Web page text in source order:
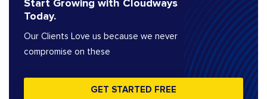
Start Growing with Cloudways
Today.
Our Clients Love us because we never
compromise on these
GET STARTED FREE